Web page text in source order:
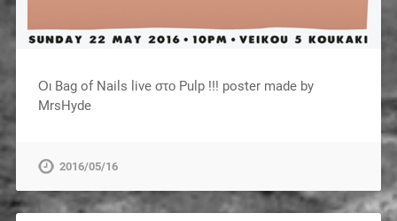
Οι Bag of Nails live στο Pulp !!! poster made by
MrsHyde
2016/05/16